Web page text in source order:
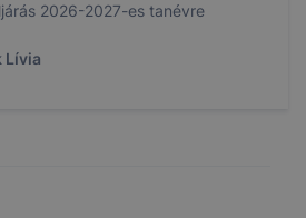
2026-2027-es tanévre
Lívia